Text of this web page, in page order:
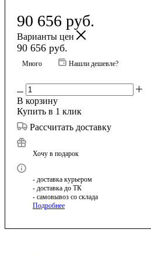
90 656 руб.
Варианты цен
90 656 руб.
Много Нашли дешевле?
В корзину
Купить в 1 клик
Рассчитать доставку
Хочу в подарок
- доставка курьером
- доставка до ТК
- самовывоз со склада
Подробнее